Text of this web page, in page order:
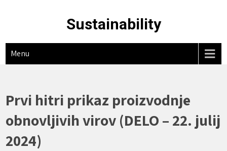
Sustainability
Menu
Prvi hitri prikaz proizvodnje
obnovljivih virov (DELO – 22. julij
2024)